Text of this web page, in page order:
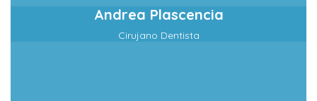
Andrea Plascencia
Cirujano Dentista